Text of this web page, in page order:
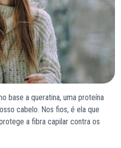
base a queratina, uma proteína
cabelo. Nos fios, é ela que
a fibra capilar contra os